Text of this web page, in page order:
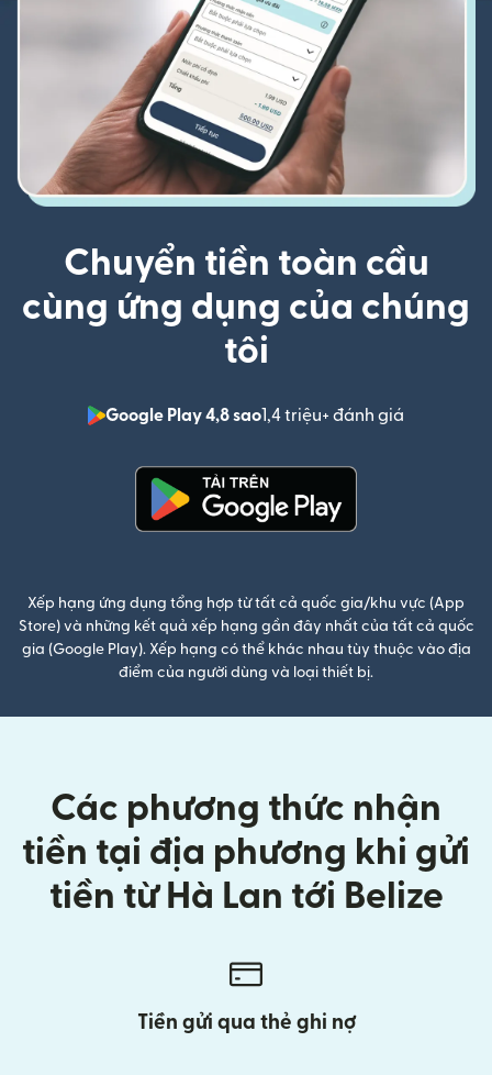
Chuyển tiền toàn cầu
cùng ứng dụng của chúng
tôi
Google Play 4,8 sao1,4 triệu+ đánh giá
Xếp hạng ứng dụng tổng hợp từ tất cả quốc gia/khu vực (App
Store) và những kết quả xếp hạng gần đây nhất của tất cả quốc
gia (Google Play). Xếp hạng có thể khác nhau tùy thuộc vào địa
điểm của người dùng và loại thiết bị.
Các phương thức nhận
tiền tại địa phương khi gửi
tiền từ Hà Lan tới Belize
Tiền gửi qua thẻ ghi nợ